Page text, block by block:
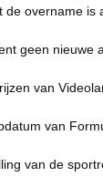
overname is
geen nieuwe
van
van
van de